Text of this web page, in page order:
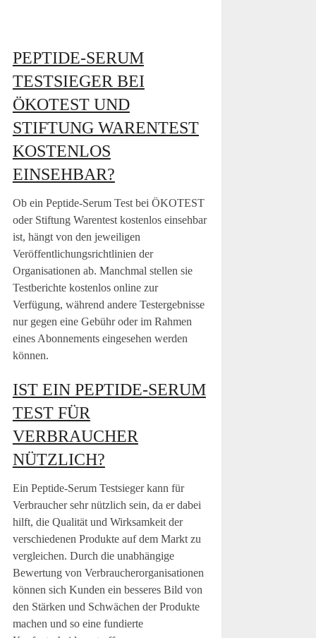
PEPTIDE-SERUM
TESTSIEGER BEI
ÖKOTEST UND
STIFTUNG WARENTEST
KOSTENLOS
EINSEHBAR?
Ob ein Peptide-Serum Test bei ÖKOTEST
oder Stiftung Warentest kostenlos einsehbar
ist, hängt von den jeweiligen
Veröffentlichungsrichtlinien der
Organisationen ab. Manchmal stellen sie
Testberichte kostenlos online zur
Verfügung, während andere Testergebnisse
nur gegen eine Gebühr oder im Rahmen
eines Abonnements eingesehen werden
können.
IST EIN PEPTIDE-SERUM
TEST FÜR
VERBRAUCHER
NÜTZLICH?
Ein Peptide-Serum Testsieger kann für
Verbraucher sehr nützlich sein, da er dabei
hilft, die Qualität und Wirksamkeit der
verschiedenen Produkte auf dem Markt zu
vergleichen. Durch die unabhängige
Bewertung von Verbraucherorganisationen
können sich Kunden ein besseres Bild von
den Stärken und Schwächen der Produkte
machen und so eine fundierte